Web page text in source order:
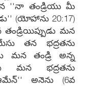
''నా తండ్రియు మీ
(యోహాను 20:17)
మన
తన భద్రతను
మన తండ్రి అన్న
మన భద్రతను
అనెను (6వ